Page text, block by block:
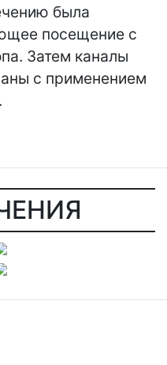
была
посещение с
Затем каналы
с применением